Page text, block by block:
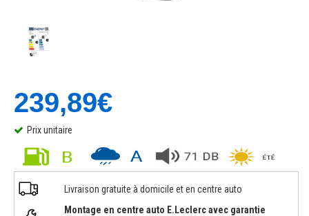
239,89€
Prix unitaire
Livraison gratuite à domicile et en centre auto
Montage en centre auto E.Leclerc avec garantie